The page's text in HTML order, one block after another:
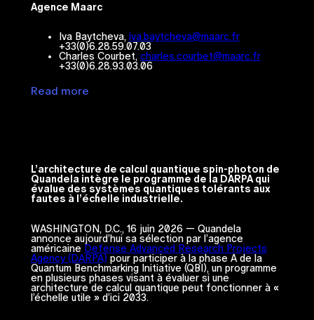
Agence Maarc
Iva Baytcheva, iva.baytcheva@maarc.fr
+33(0)6.28.59.07.03
Charles Courbet, charles.courbet@maarc.fr
+33(0)6.28.93.03.06
Read more
L’architecture de calcul quantique spin-photon de
Quandela intègre le programme de la DARPA qui
évalue des systèmes quantiques tolérants aux
fautes à l’échelle industrielle.
WASHINGTON, D.C., 16 juin 2026 — Quandela
annonce aujourd’hui sa sélection par l’agence
américaine Defense Advanced Research Projects
Agency (DARPA)pour participer à la phase A de la
Quantum Benchmarking Initiative (QBI), un programme
en plusieurs phases visant à évaluer si une
architecture de calcul quantique peut fonctionner à «
l’échelle utile » d’ici 2033.